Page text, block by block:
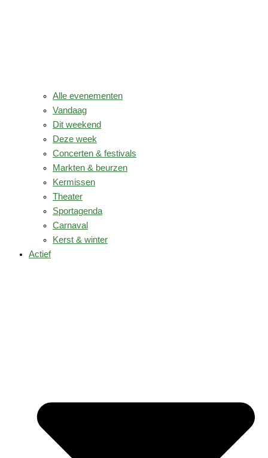
Alle evenementen
Vandaag
Dit weekend
Deze week
Concerten & festivals
Markten & beurzen
Kermissen
Theater
Sportagenda
Carnaval
Kerst & winter
Actief